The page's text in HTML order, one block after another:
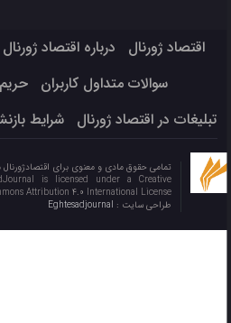
اقتصاد ژورنال درباره اقتصاد ژورنال
سوالات متداول کاربران
تبلیغات در اقتصاد ژورنال
شرایط
تمامی حقوق مادی و معنوی برای
is licensed under a Creative
Attribution 4.0 International License ©️
طراحی سایت :